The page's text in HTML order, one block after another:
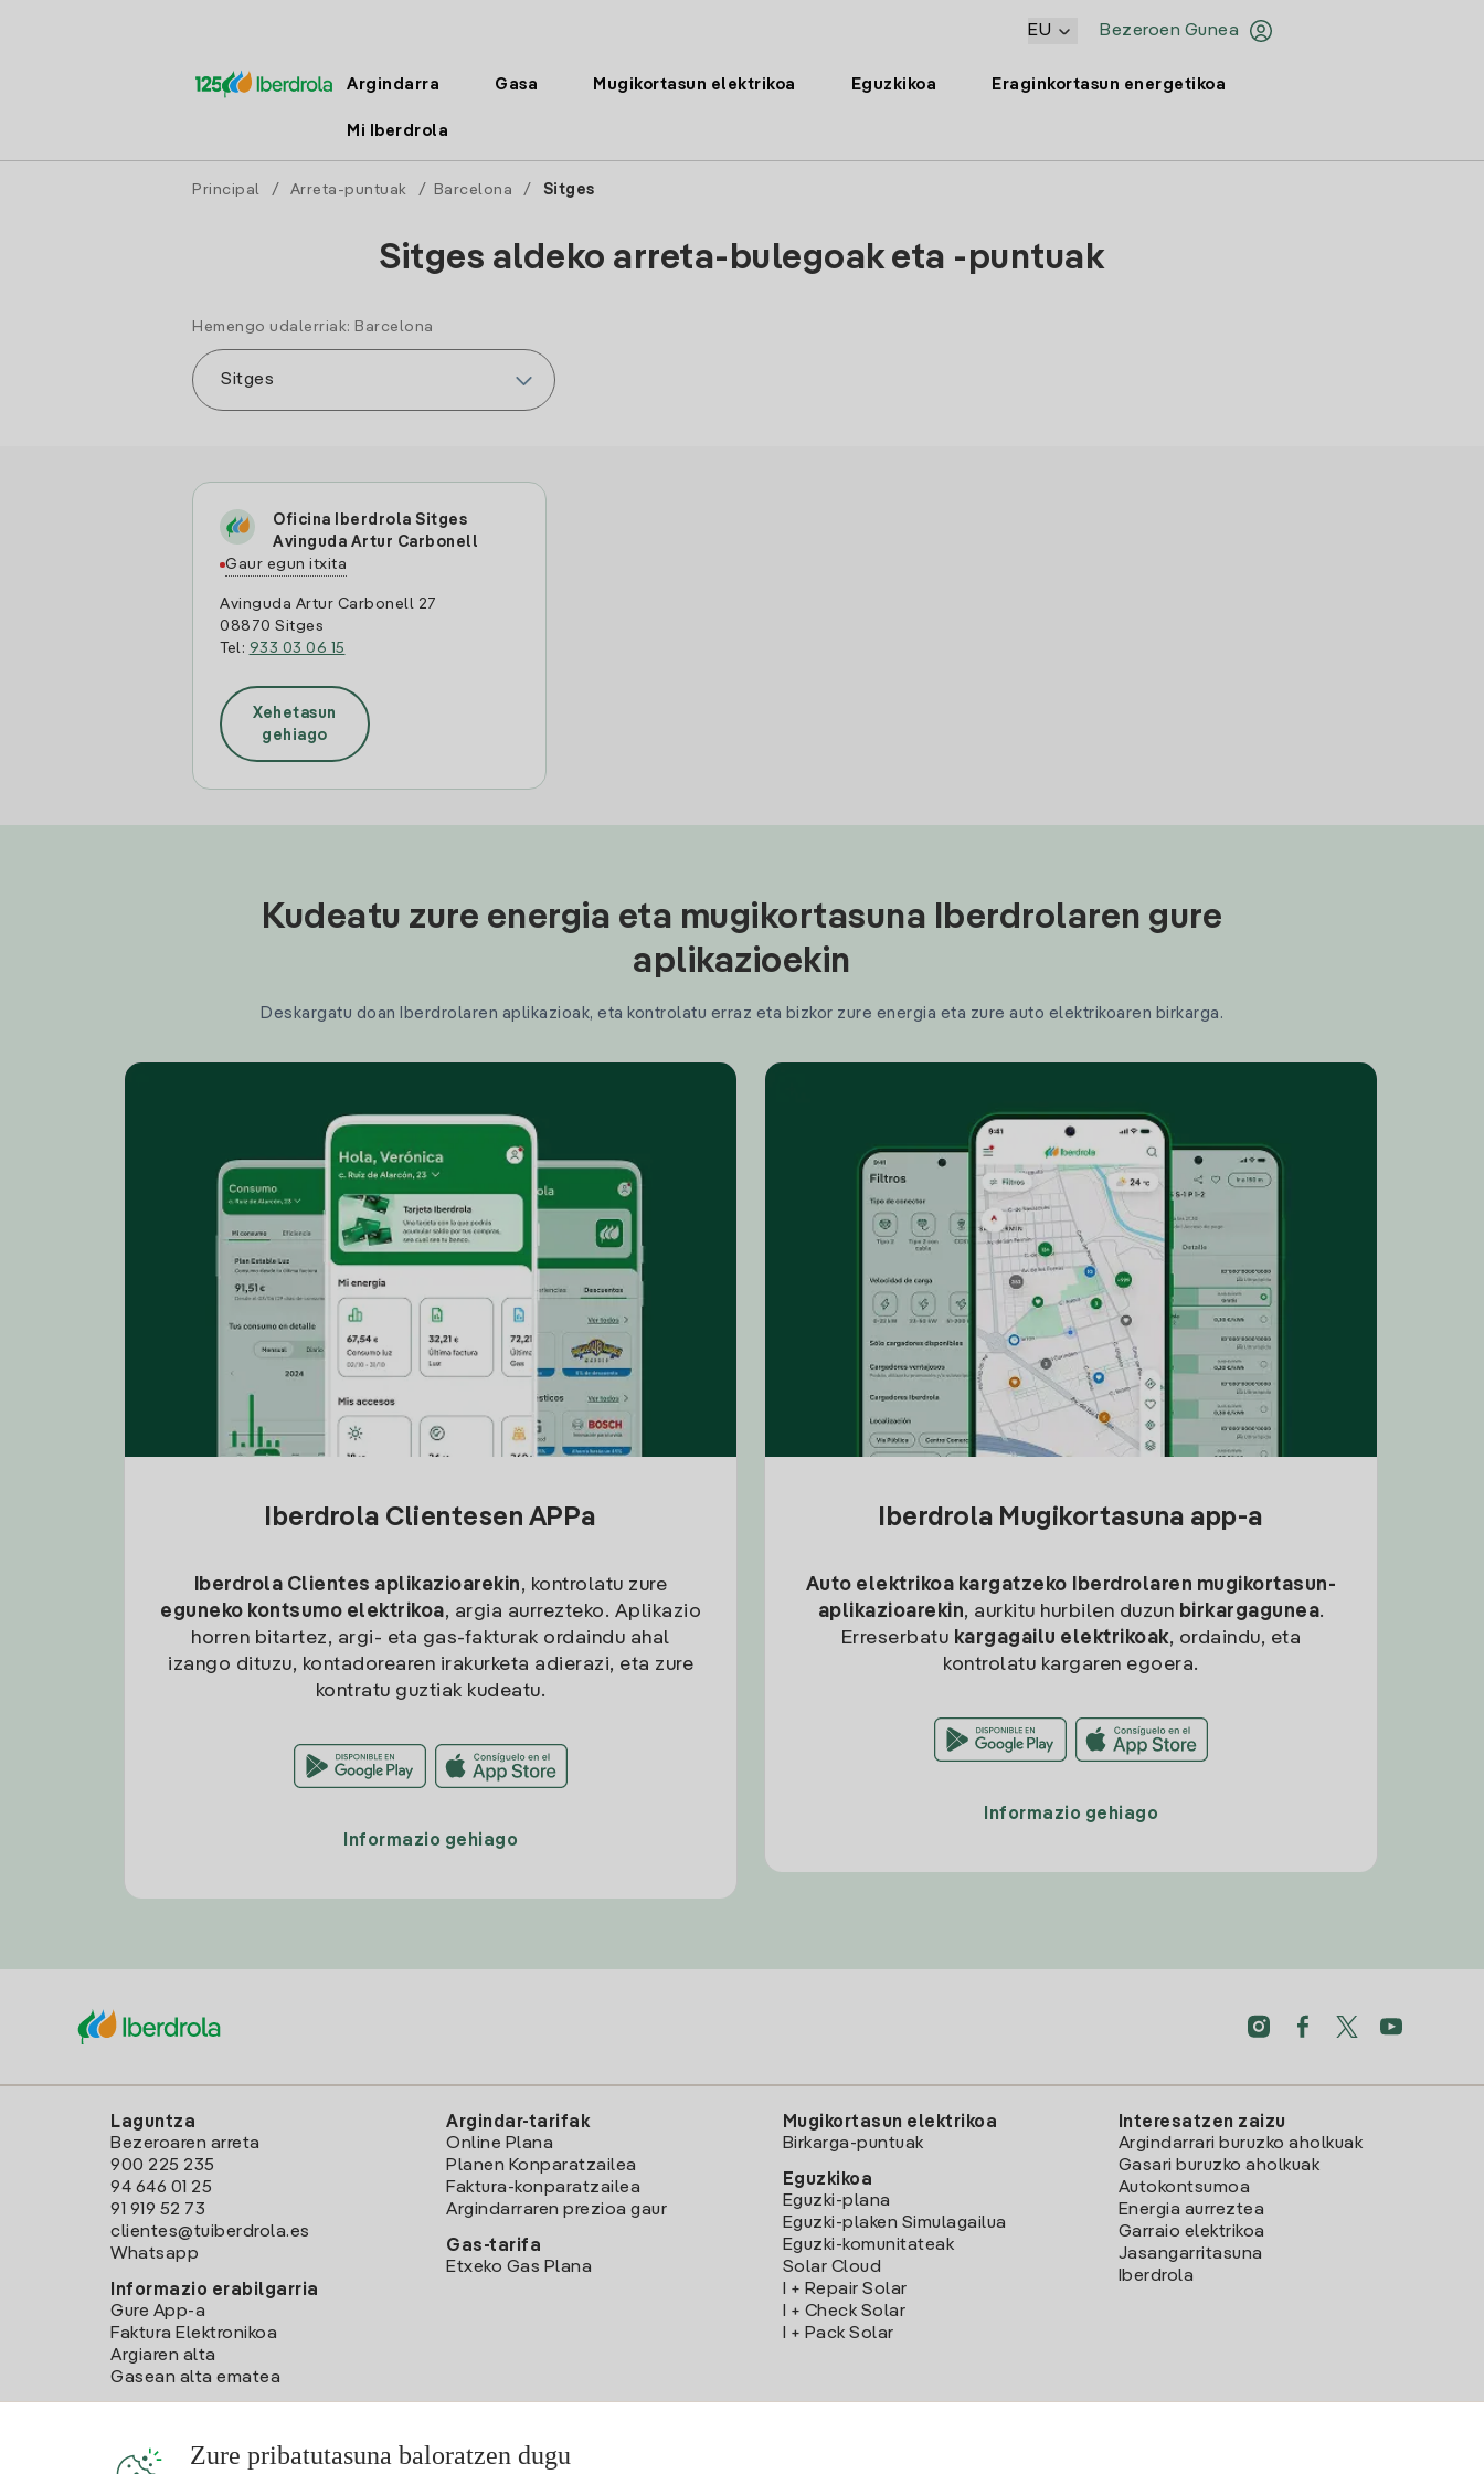
Bezeroen Gunea
EU
Argindarra Gasa Mugikortasun elektrikoa Eguzkikoa Eraginkortasun energetikoa
Mi Iberdrola
Principal / Arreta-puntuak / Barcelona / Sitges
Sitges aldeko arreta-bulegoak eta -puntuak
Hemengo udalerriak: Barcelona
Oficina Iberdrola Sitges
Avinguda Artur Carbonell
Gaur egun itxita
Avinguda Artur Carbonell 27
08870 Sitges
Tel: 933 03 06 15
Xehetasun
gehiago
Kudeatu zure energia eta mugikortasuna Iberdrolaren gure
aplikazioekin
Deskargatu doan Iberdrolaren aplikazioak, eta kontrolatu erraz eta bizkor zure energia eta zure auto elektrikoaren birkarga.
Iberdrola Clientesen APPa
Iberdrola Clientes aplikazioarekin, kontrolatu zure
eguneko kontsumo elektrikoa, argia aurrezteko. Aplikazio
horren bitartez, argi- eta gas-fakturak ordaindu ahal
izango dituzu, kontadorearen irakurketa adierazi, eta zure
kontratu guztiak kudeatu.
Informazio gehiago
Iberdrola Mugikortasuna app-a
Auto elektrikoa kargatzeko
Iberdrolaren mugikortasun-
aplikazioarekin, aurkitu hurbilen duzun birkargagunea.
Erreserbatu kargagailu elektrikoak, ordaindu, eta
kontrolatu kargaren egoera.
Informazio gehiago
Laguntza
Bezeroaren arreta
900 225 235
94 646 01 25
91 919 52 73
clientes@tuiberdrola.es
Whatsapp
Informazio erabilgarria
Gure App-a
Faktura Elektronikoa
Argiaren alta
Gasean alta ematea
Argindar-tarifak
Online Plana
Planen Konparatzailea
Faktura-konparatzailea
Argindarraren prezioa gaur
Gas-tarifa
Etxeko Gas Plana
Mugikortasun elektrikoa
Birkarga-puntuak
Eguzkikoa
Eguzki-plana
Eguzki-plaken Simulagailua
Eguzki-komunitateak
Solar Cloud
I + Repair Solar
I + Check Solar
I + Pack Solar
Interesatzen zaizu
Argindarrari buruzko aholkuak
Gasari buruzko aholkuak
Autokontsumoa
Energia aurreztea
Garraio elektrikoa
Jasangarritasuna
Iberdrola
Zure pribatutasuna baloratzen dugu